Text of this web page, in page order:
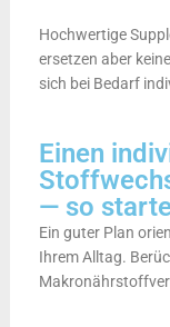
Hochwertige
ersetzen aber
sich bei Bedarf
Einen
— so
Ein guter Plan
Ihrem Alltag.